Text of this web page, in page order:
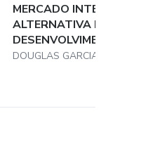
MERCADO INTERNO -
ALTERNATIVA PARA O
DESENVOLVIMENTO
DOUGLAS GARCIA ALVES